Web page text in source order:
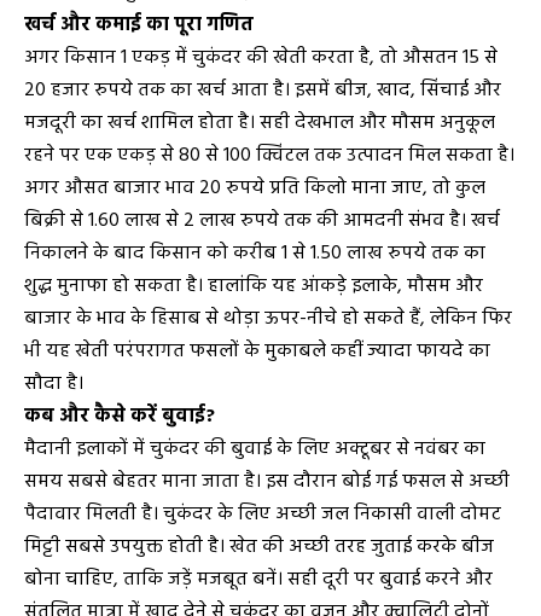
खर्च और कमाई का पूरा गणित
अगर किसान 1 एकड़ में चुकंदर की खेती करता है, तो औसतन 15 से
20 हजार रुपये तक का खर्च आता है। इसमें बीज, खाद, सिंचाई और
मजदूरी का खर्च शामिल होता है। सही देखभाल और मौसम अनुकूल
रहने पर एक एकड़ से 80 से 100 क्विंटल तक उत्पादन मिल सकता है।
अगर औसत बाजार भाव 20 रुपये प्रति किलो माना जाए, तो कुल
बिक्री से 1.60 लाख से 2 लाख रुपये तक की आमदनी संभव है। खर्च
निकालने के बाद किसान को करीब 1 से 1.50 लाख रुपये तक का
शुद्ध मुनाफा हो सकता है। हालांकि यह आंकड़े इलाके, मौसम और
बाजार के भाव के हिसाब से थोड़ा ऊपर-नीचे हो सकते हैं, लेकिन फिर
भी यह खेती परंपरागत फसलों के मुकाबले कहीं ज्यादा फायदे का
सौदा है।
कब और कैसे करें बुवाई?
मैदानी इलाकों में चुकंदर की बुवाई के लिए अक्टूबर से नवंबर का
समय सबसे बेहतर माना जाता है। इस दौरान बोई गई फसल से अच्छी
पैदावार मिलती है। चुकंदर के लिए अच्छी जल निकासी वाली दोमट
मिट्टी सबसे उपयुक्त होती है। खेत की अच्छी तरह जुताई करके बीज
बोना चाहिए, ताकि जड़ें मजबूत बनें। सही दूरी पर बुवाई करने और